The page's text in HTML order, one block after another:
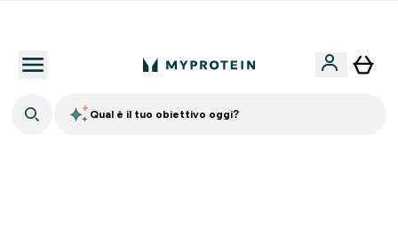
Qual è il tuo obiettivo oggi?